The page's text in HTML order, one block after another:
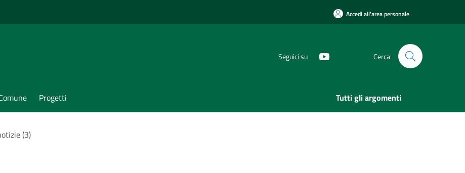
Accedi all'area personale
Seguici su Cerca
Progetti Tutti gli argomenti
(3)